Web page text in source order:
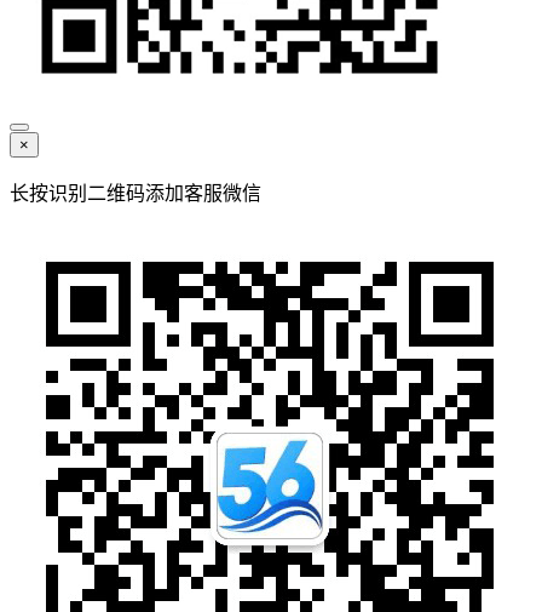
×
长按识别二维码添加客服微信